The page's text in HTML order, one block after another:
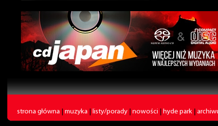
strona główna muzyka listy/porady nowości hyde park